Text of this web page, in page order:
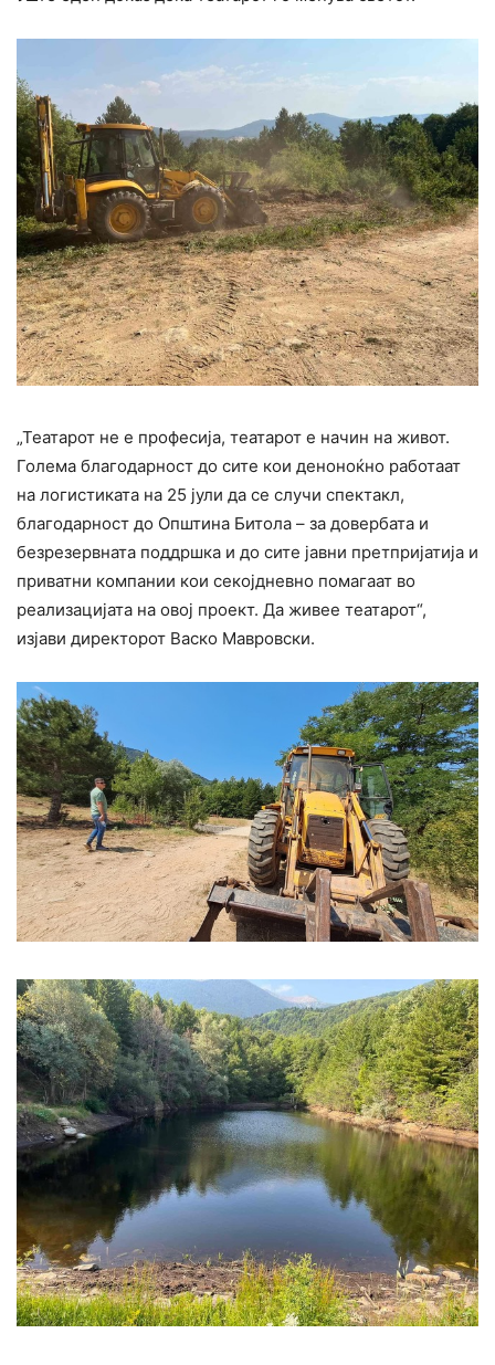
„Театарот не е професија, театарот е начин на живот.
Голема благодарност до сите кои деноноќно работаат
на логистиката на 25 јули да се случи спектакл,
благодарност до Општина Битола – за довербата и
безрезервната поддршка и до сите јавни претпријатија и
приватни компании кои секојдневно помагаат во
реализацијата на овој проект. Да живее театарот“,
изјави директорот Васко Мавровски.